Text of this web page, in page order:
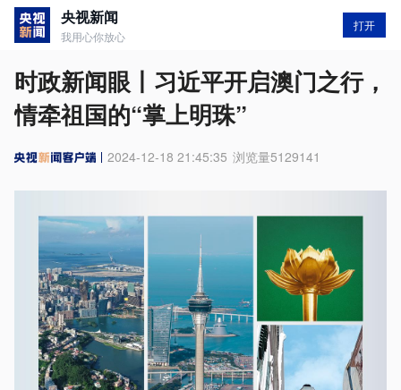
央视新闻
我用心你放心
打开
时政新闻眼丨习近平开启澳门之行，
情牵祖国的“掌上明珠”
2024-12-18 21:45:35 浏览量5129141